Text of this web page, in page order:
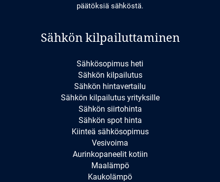
päätöksiä sähköstä.
Sähkön kilpailuttaminen
Sähkösopimus heti
Sähkön kilpailutus
Sähkön hintavertailu
Sähkön kilpailutus yrityksille
Sähkön siirtohinta
Sähkön spot hinta
Kiinteä sähkösopimus
Vesivoima
Aurinkopaneelit kotiin
Maalämpö
Kaukolämpö